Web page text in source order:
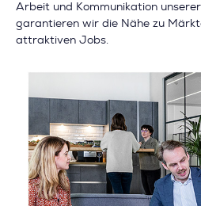
Arbeit und Kommunikation
garantieren wir die Nähe zu
attraktiven Jobs.